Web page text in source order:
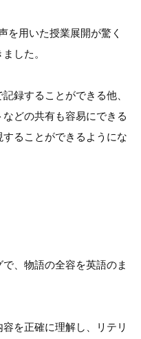
を用いた授業展開が驚く
した。
録することができる他、
どの共有も容易にできる
ることができるようにな
、物語の全容を英語のま
を正確に理解し、リテリ